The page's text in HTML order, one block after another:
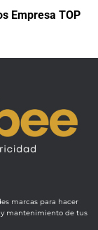
Empresa TOP
marcas para hacer
mantenimiento de tus